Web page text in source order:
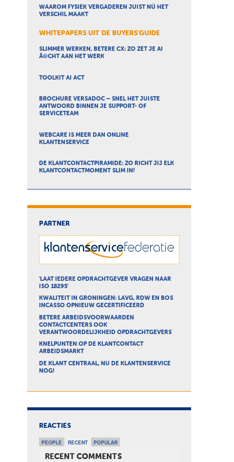
WAAROM FYSIEK VERGADEREN JUIST NÚ HET
VERSCHIL MAAKT
WHITEPAPERS UIT DE BUYERS'GUIDE
SLIMMER WERKEN, BETERE CX: ZO ZET JE AI
Ã©CHT AAN HET WERK
TOOLKIT AI ACT
BROCHURE VERSADOC – SNEL HET JUISTE
ANTWOORD BINNEN JE SUPPORT- OF
SERVICETEAM
WEBCARE IS MEER DAN ONLINE
KLANTENSERVICE
DE KLANTCONTACTPIRAMIDE: ZO RICHT JIJ ELK
KLANTCONTACTMOMENT SLIM IN!
PARTNER
'LAAT IEDERE OPDRACHTGEVER VRAGEN NAAR
ISO 18295'
KWALITEIT IN GRONINGEN: LAVG, RDW EN BOS
INCASSO OPNIEUW GECERTIFICEERD
BETERE ARBEIDSVOORWAARDEN
CONTACTCENTERS OOK
VERANTWOORDELIJKHEID OPDRACHTGEVERS
KNELPUNTEN OP DE KLANTCONTACT
ARBEIDSMARKT
DE KLANT CENTRAAL, NU DE KLANTENSERVICE
NOG!
REACTIES
PEOPLE RECENT POPULAR
RECENT COMMENTS